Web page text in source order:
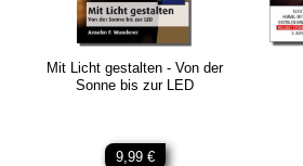
Mit Licht gestalten - Von der
Sonne bis zur LED
9,99 €